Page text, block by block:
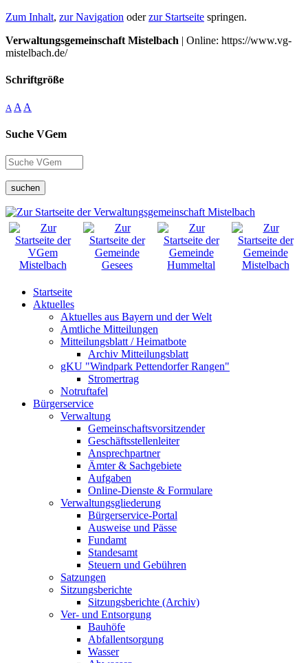
Zum Inhalt, zur Navigation oderzur Startseite springen.
Verwaltungsgemeinschaft Mistelbach | Online: https://www.vg-
mistelbach.de/
Schriftgröße
A A A
Suche VGem
suchen
Startseite
Aktuelles
Aktuelles aus Bayern und der Welt
Amtliche Mitteilungen
Mitteilungsblatt / Heimatbote
Archiv Mitteilungsblatt
gKU "Windpark Pettendorfer Rangen"
Stromertrag
Notruftafel
Bürgerservice
Verwaltung
Gemeinschaftsvorsitzender
Geschäftsstellenleiter
Ansprechpartner
Ämter & Sachgebiete
Aufgaben
Online-Dienste & Formulare
Verwaltungsgliederung
Bürgerservice-Portal
Ausweise und Pässe
Fundamt
Standesamt
Steuern und Gebühren
Satzungen
Sitzungsberichte
Sitzungsberichte (Archiv)
Ver- und Entsorgung
Bauhöfe
Abfallentsorgung
Wasser